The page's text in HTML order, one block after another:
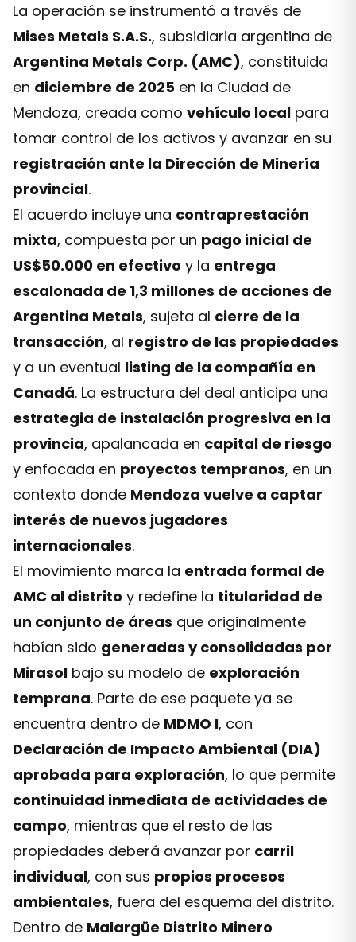
La operación se instrumentó a través de
Mises Metals S.A.S., subsidiaria argentina de
Argentina Metals Corp. (AMC), constituida
en diciembre de 2025 en la Ciudad de
Mendoza, creada como vehículo local para
tomar control de los activos y avanzar en su
registración ante la Dirección de Minería
provincial.
El acuerdo incluye una contraprestación
mixta, compuesta por un pago inicial de
US$50.000 en efectivo y la entrega
escalonada de 1,3 millones de acciones de
Argentina Metals, sujeta al cierre de la
transacción, al registro de las propiedades
y a un eventual listing de la compañía en
Canadá. La estructura del deal anticipa una
estrategia de instalación progresiva en la
provincia, apalancada en capital de riesgo
y enfocada en proyectos tempranos, en un
contexto donde Mendoza vuelve a captar
interés de nuevos jugadores
internacionales.
El movimiento marca la entrada formal de
AMC al distrito y redefine la titularidad de
un conjunto de áreas que originalmente
habían sido generadas y consolidadas por
Mirasol bajo su modelo de exploración
temprana. Parte de ese paquete ya se
encuentra dentro de MDMO I, con
Declaración de Impacto Ambiental (DIA)
aprobada para exploración, lo que permite
continuidad inmediata de actividades de
campo, mientras que el resto de las
propiedades deberá avanzar por carril
individual, con sus propios procesos
ambientales, fuera del esquema del distrito.
Dentro de Malargüe Distrito Minero